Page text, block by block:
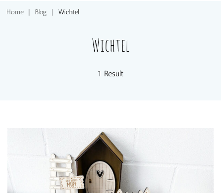
Home | Blog | Wichtel
Wichtel
1 Result